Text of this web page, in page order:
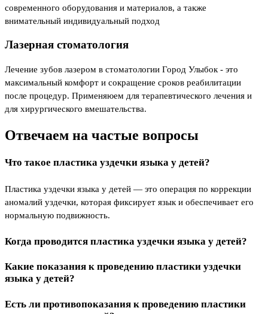
современного оборудования и материалов, а также
внимательный индивидуальный подход
Лазерная стоматология
Лечение зубов лазером в стоматологии Город Улыбок - это
максимальный комфорт и сокращение сроков реабилитации
после процедур. Применяюем для терапевтического лечения и
для хирургического вмешательства.
Отвечаем на частые вопросы
Что такое пластика уздечки языка у детей?
Пластика уздечки языка у детей — это операция по коррекции
аномалий уздечки, которая фиксирует язык и обеспечивает его
нормальную подвижность.
Когда проводится пластика уздечки языка у детей?
Какие показания к проведению пластики уздечки
языка у детей?
Есть ли противопоказания к проведению пластики